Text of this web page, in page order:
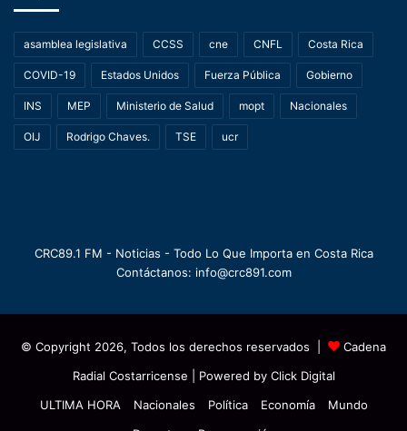
asamblea legislativa CCSS cne CNFL Costa Rica
COVID-19 Estados Unidos Fuerza Pública Gobierno
INS MEP Ministerio de Salud mopt Nacionales
OIJ Rodrigo Chaves. TSE ucr
CRC89.1 FM - Noticias - Todo Lo Que Importa en Costa Rica
Contáctanos: info@crc891.com
© Copyright 2026, Todos los derechos reservados |
Cadena
Radial Costarricense | Powered by Click Digital
ULTIMA HORA
Nacionales Política Economía
Mundo